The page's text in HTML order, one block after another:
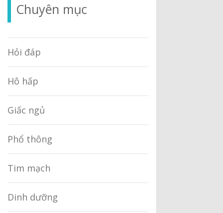
Chuyên mục
Hỏi đáp
Hô hấp
Giấc ngủ
Phổ thông
Tim mạch
Dinh dưỡng